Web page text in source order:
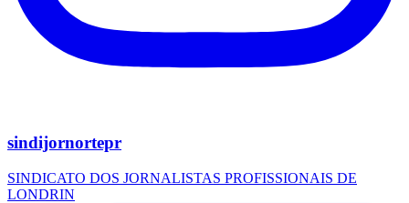
sindijornortepr
SINDICATO DOS JORNALISTAS PROFISSIONAIS DE
LONDRIN